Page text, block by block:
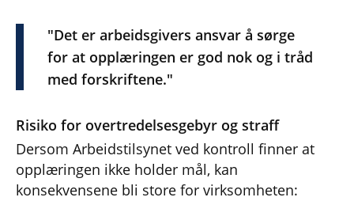
"Det er arbeidsgivers ansvar å sørge
for at opplæringen er god nok og i tråd
med forskriftene."
Risiko for overtredelsesgebyr og straff
Dersom Arbeidstilsynet ved kontroll finner at
opplæringen ikke holder mål, kan
konsekvensene bli store for virksomheten: